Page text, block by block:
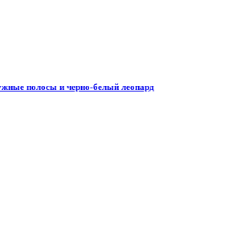
полосы и черно-белый леопард